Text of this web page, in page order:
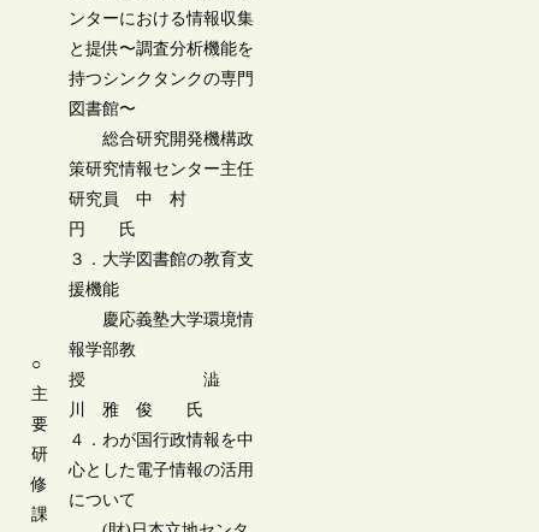
○
主
要
研
修
課
ンターにおける情報収集
と提供〜調査分析機能を
持つシンクタンクの専門
図書館〜
総合研究開発機構政
策研究情報センター主任
研究員 中 村
円 氏
３．大学図書館の教育支
援機能
慶応義塾大学環境情
報学部教
授 澁
川 雅 俊 氏
４．わが国行政情報を中
心とした電子情報の活用
について